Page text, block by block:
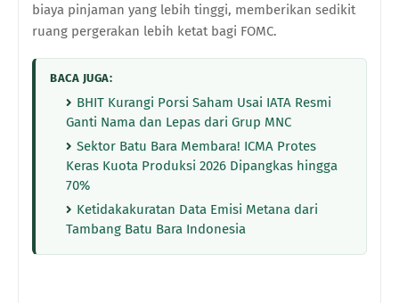
biaya pinjaman yang lebih tinggi, memberikan sedikit
ruang pergerakan lebih ketat bagi FOMC.
BACA JUGA:
BHIT Kurangi Porsi Saham Usai IATA Resmi
Ganti Nama dan Lepas dari Grup MNC
Sektor Batu Bara Membara! ICMA Protes
Keras Kuota Produksi 2026 Dipangkas hingga
70%
Ketidakakuratan Data Emisi Metana dari
Tambang Batu Bara Indonesia